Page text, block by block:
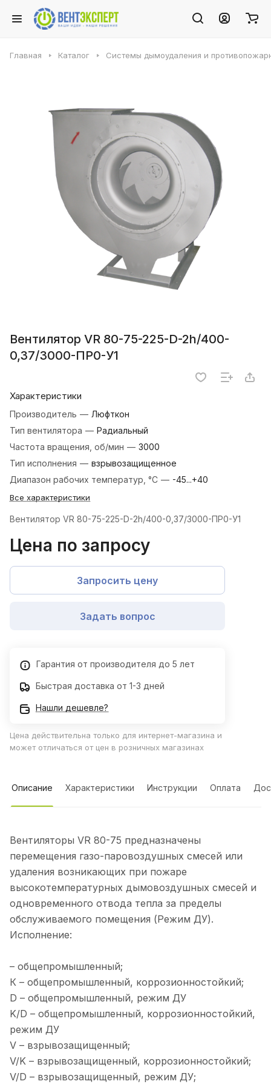
Главная Каталог Системы дымоудаления и
Вентилятор VR 80-75-225-D-2h/400-
0,37/3000-ПР0-У1
Характеристики
Производитель — Люфткон
Тип вентилятора — Радиальный
Частота вращения, об/мин — 3000
Тип исполнения — взрывозащищенное
Диапазон рабочих температур, °С — -45...+40
Все характеристики
Вентилятор VR 80-75-225-D-2h/400-0,37/3000-ПР0-У1
Цена по запросу
Запросить цену
Задать вопрос
Гарантия от производителя до 5 лет
Быстрая доставка от 1-3 дней
Нашли дешевле?
Цена действительна только для интернет-магазина и
может отличаться от цен в розничных магазинах
Описание Характеристики Инструкции Оплата
Вентиляторы VR 80-75 предназначены
перемещения газо-паровоздушных смесей или
удаления возникающих при пожаре
высокотемпературных дымовоздушных смесей и
одновременного отвода тепла за пределы
обслуживаемого помещения (Режим ДУ).
Исполнение:
– общепромышленный;
К – общепромышленный, коррозионностойкий;
D – общепромышленный, режим ДУ
K/D – общепромышленный, коррозионностойкий,
режим ДУ
V – взрывозащищенный;
V/K – взрывозащищенный, коррозионностойкий;
V/D – взрывозащищенный, режим ДУ;